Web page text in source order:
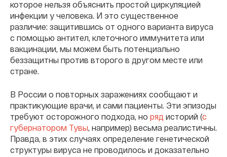
которое нельзя объяснить простой циркуляцией
инфекции у человека. И это существенное
различие: защитившись от одного варианта вируса
с помощью антител, клеточного иммунитета или
вакцинации, мы можем быть потенциально
беззащитны против второго в другом месте или
стране.
В России о повторных заражениях сообщают и
практикующие врачи, и сами пациенты. Эти эпизоды
требуют осторожного подхода, но ряд историй (с
губернатором Тувы, например) весьма реалистичны.
Правда, в этих случаях определение генетической
структуры вируса не проводилось и доказательно